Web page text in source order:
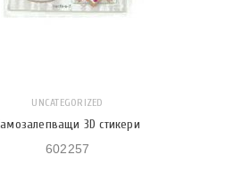
UNCATEGORIZED
3D стикери
602257